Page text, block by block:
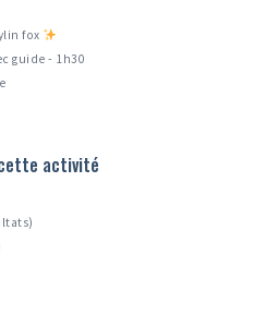
fox
guide - 1h30
activité